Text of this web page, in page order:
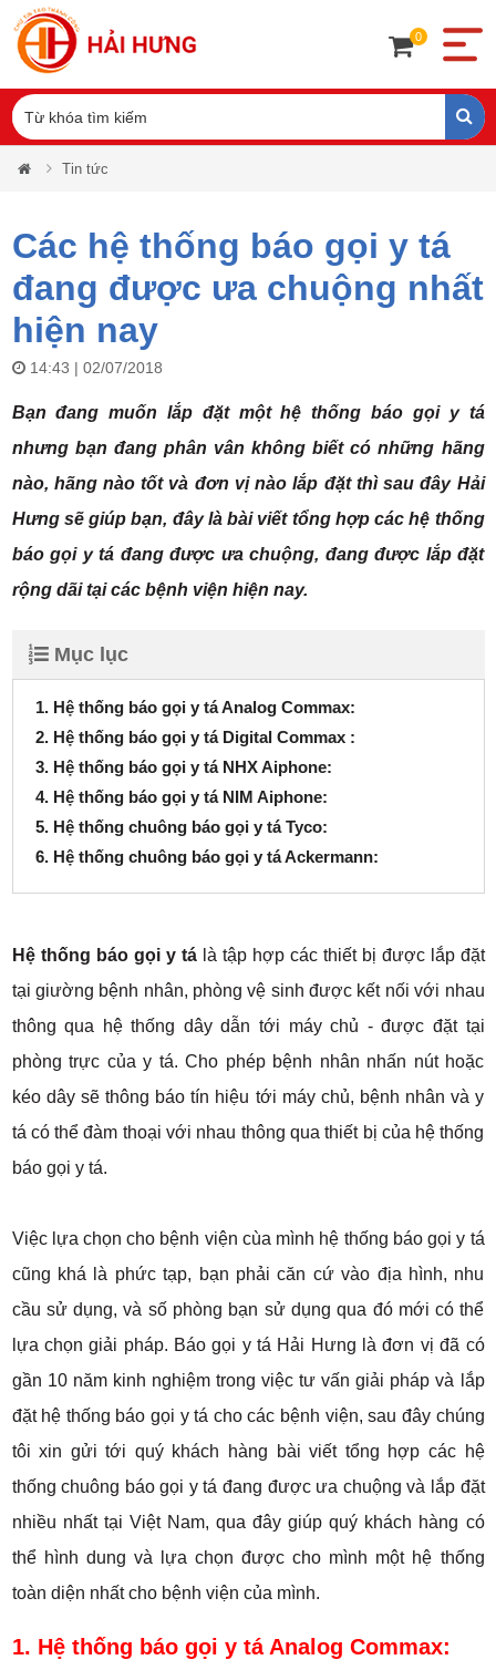
0
Tin tức
Các hệ thống báo gọi y tá
đang được ưa chuộng nhất
hiện nay
14:43 | 02/07/2018
Bạn đang muốn lắp đặt mộthệ thống báo gọi y tá
nhưng bạn đang phân vân không biết có những hãng
nào, hãng nào tốt và đơn vị nào lắp đặt thì sau đây Hải
Hưng sẽ giúp bạn, đây là bài viết tổng hợp các hệ thống
báo gọi y tá đang được ưa chuộng, đang được lắp đặt
rộng dãi tại các bệnh viện hiện nay.
Mục lục
1. Hệ thống báo gọi y tá Analog Commax:
2. Hệ thống báo gọi y tá Digital Commax :
3. Hệ thống báo gọi y tá NHX Aiphone:
4. Hệ thống báo gọi y tá NIM Aiphone:
5. Hệ thống chuông báo gọi y tá Tyco:
6. Hệ thống chuông báo gọi y tá Ackermann:
Hệ thống báo gọi y tálà tập hợp các thiết bị được lắp đặt
tại giường bệnh nhân, phòng vệ sinh được kết nối với nhau
thông qua hệ thống dây dẫn tới máy chủ - được đặt tại
phòng trực của y tá. Cho phép bệnh nhân nhấn nút hoặc
kéo dây sẽ thông báo tín hiệu tới máy chủ, bệnh nhân và y
tá có thể đàm thoại với nhau thông qua thiết bị của hệ thống
báo gọi y tá.
Việc lựa chọn cho bệnh viện cùa mình hệ thống báo gọi y tá
cũng khá là phức tạp, bạn phải căn cứ vào địa hình, nhu
cầu sử dụng, và số phòng bạn sử dụng qua đó mới có thể
lựa chọn giải pháp. Báo gọi y tá Hải Hưng là đơn vị đã có
gần 10 năm kinh nghiệm trong việc tư vấn giải pháp và lắp
đặt hệ thống báo gọi y tá cho các bệnh viện, sau đây chúng
tôi xin gửi tới quý khách hàng bài viết tổng hợp các hệ
thống chuông báo gọi y tá đang được ưa chuộng và lắp đặt
nhiều nhất tại Việt Nam, qua đây giúp quý khách hàng có
thể hình dung và lựa chọn được cho mình một hệ thống
toàn diện nhất cho bệnh viện của mình.
1. Hệ thống báo gọi y tá Analog Commax: